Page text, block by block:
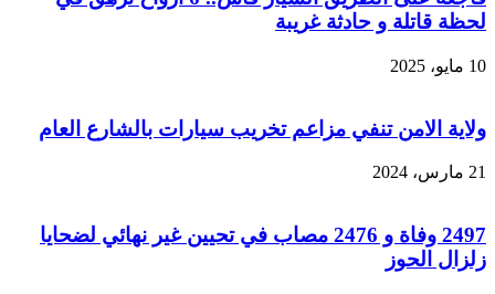
لحظة قاتلة و حادثة غريبة
10 مايو، 2025
ولاية الامن تنفي مزاعم تخريب سيارات بالشارع العام
21 مارس، 2024
2497 وفاة و 2476 مصاب في تحيين غير نهائي لضحايا
زلزال الحوز